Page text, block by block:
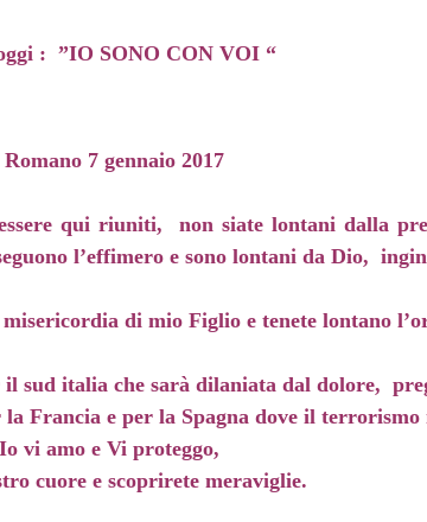
: ”IO SONO CON VOI “
7 gennaio 2017
qui riuniti, non siate lontani dalla
l’effimero e sono lontani da Dio,
di mio Figlio e tenete lontano
il sud italia che sarà dilaniata dal dolore,
la Francia e per la Spagna dove il
vi amo e Vi proteggo,
cuore e scoprirete meraviglie.